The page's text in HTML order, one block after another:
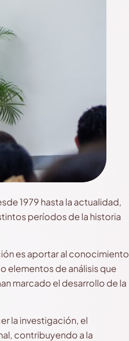
1979 hasta la actualidad,
períodos de la historia
es aportar al conocimiento
elementos de análisis que
marcado el desarrollo de la
la investigación, el
contribuyendo a la